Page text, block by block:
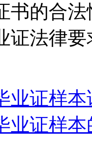
书的合
证法律
业证样
业证样